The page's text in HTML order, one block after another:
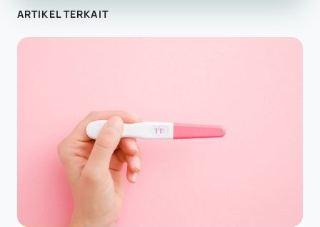
ARTIKEL TERKAIT